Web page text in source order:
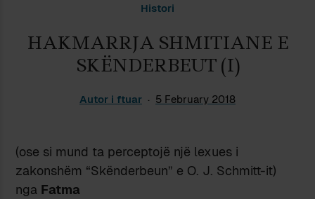
Histori
HAKMARRJA SHMITIANE E
SKËNDERBEUT (I)
Autor i ftuar 5 February 2018
(ose si mund ta perceptojë një lexues i
zakonshëm “Skënderbeun” e O. J. Schmitt-it)
nga Fatma